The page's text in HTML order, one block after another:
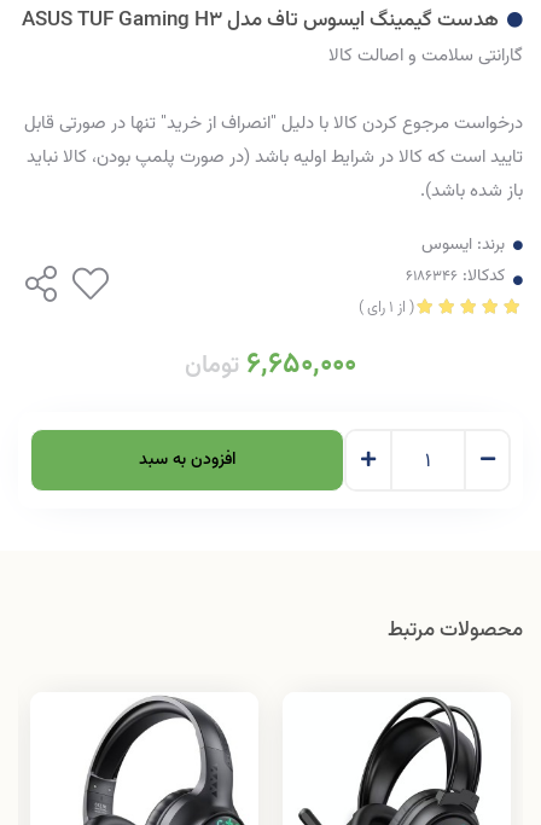
هدست گیمینگ ایسوس تاف مدل ASUS TUF Gaming H3
گارانتی سلامت و اصالت کالا
درخواست مرجوع کردن کالا با دلیل "انصراف از خرید" تنها در صورتی قابل
تایید است که کالا در شرایط اولیه باشد (در صورت پلمپ بودن، کالا نباید
باز شده باشد).
برند: ایسوس
کدکالا:
( از 1 رای)
6,650,000 تومان
افزودن به سبد
محصولات مرتبط